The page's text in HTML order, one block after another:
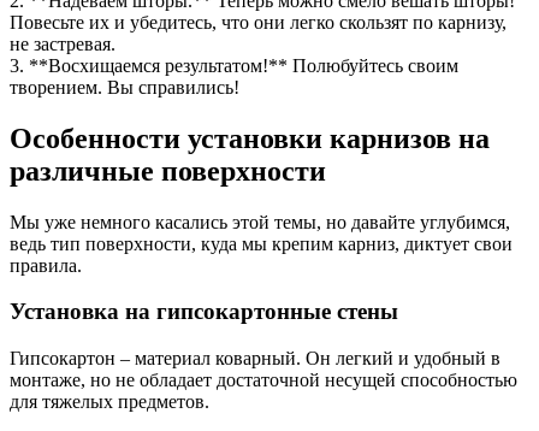
Повесьте их и убедитесь, что они легко скользят по карнизу,
не застревая.
3. **Восхищаемся результатом!** Полюбуйтесь своим
творением. Вы справились!
Особенности установки карнизов на
различные поверхности
Мы уже немного касались этой темы, но давайте углубимся,
ведь тип поверхности, куда мы крепим карниз, диктует свои
правила.
Установка на гипсокартонные стены
Гипсокартон – материал коварный. Он легкий и удобный в
монтаже, но не обладает достаточной несущей способностью
для тяжелых предметов.